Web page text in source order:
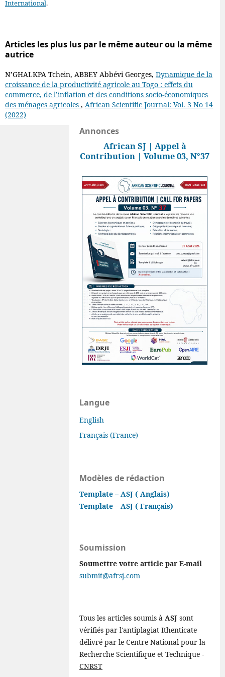
International.
Articles les plus lus par le même auteur ou la même
autrice
N’GHALKPA Tchein, ABBEY Abbévi Georges, Dynamique de la
croissance de la productivité agricole au Togo : effets du
commerce, de l’inflation et des conditions socio-économiques
des ménages agricoles , African Scientific Journal: Vol. 3 No 14
(2022)
Annonces
African SJ | Appel à
Contribution | Volume 03, N°37
Langue
English
Français (France)
Modèles de rédaction
Template – ASJ ( Anglais)
Template – ASJ ( Français)
Soumission
Soumettre votre article par E-mail
submit@afrsj.com
Tous les articles soumis àASJ sont
vérifiés par l'antiplagiat Ithenticate
délivré par le Centre National pour la
Recherche Scientifique et Technique -
CNRST